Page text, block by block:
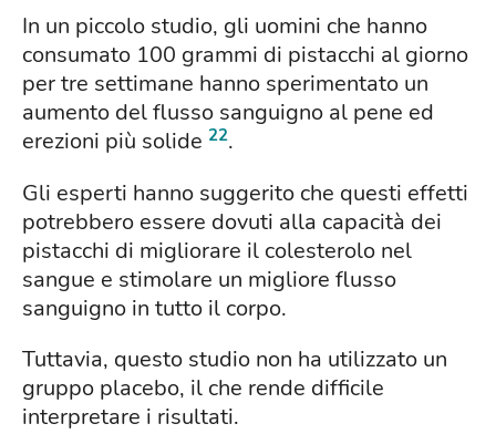
In un piccolo studio, gli uomini che hanno
consumato 100 grammi di pistacchi al giorno
per tre settimane hanno sperimentato un
aumento del flusso sanguigno al pene ed
erezioni più solide 22.
Gli esperti hanno suggerito che questi effetti
potrebbero essere dovuti alla capacità dei
pistacchi di migliorare il colesterolo nel
sangue e stimolare un migliore flusso
sanguigno in tutto il corpo.
Tuttavia, questo studio non ha utilizzato un
gruppo placebo, il che rende difficile
interpretare i risultati.